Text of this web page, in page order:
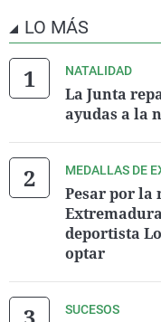
LO MÁS
NATALIDAD
La Junta
ayudas a la
MEDALLAS DE
Pesar por la
deportista
optar
SUCESOS